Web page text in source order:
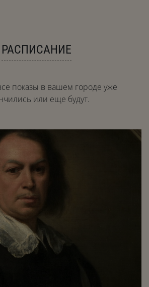
РАСПИСАНИЕ
показы в вашем городе уже
или еще будут.